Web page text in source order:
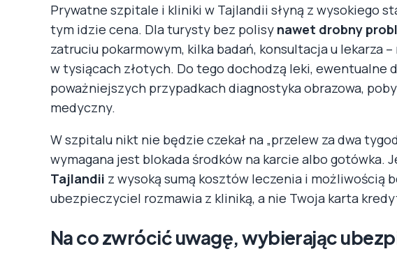
Prywatne szpitale i kliniki w Tajlandii słyną z wysokiego
tym idzie cena. Dla turysty bez polisy nawet drobny
zatruciu pokarmowym, kilka badań, konsultacja u lekarza
w tysiącach złotych. Do tego dochodzą leki, ewentualne
poważniejszych przypadkach diagnostyka obrazowa,
medyczny.
W szpitalu nikt nie będzie czekał na „przelew za dwa
wymagana jest blokada środków na karcie albo gotówka.
Tajlandii z wysoką sumą kosztów leczenia i możliwością
ubezpieczyciel rozmawia z kliniką, a nie Twoja karta
Na co zwrócić uwagę, wybierając